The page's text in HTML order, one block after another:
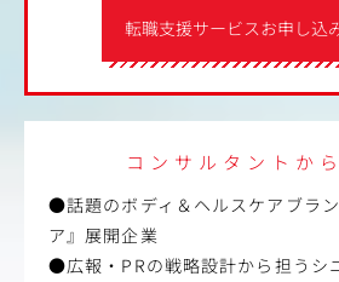
転職支援サービスお申し込
コンサルタントか
●話題のボディ＆ヘルスケアブラ
ア』展開企業
●広報・PRの戦略設計から担うシ